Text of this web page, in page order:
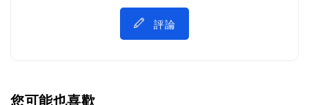
評論
您可能也喜歡